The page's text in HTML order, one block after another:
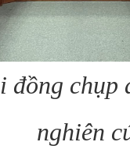
đồng chụp
nghiên